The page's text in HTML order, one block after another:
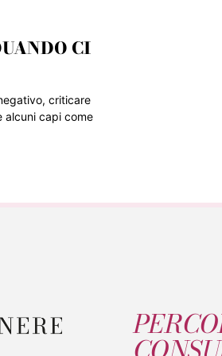
CI
criticare
alcuni capi come